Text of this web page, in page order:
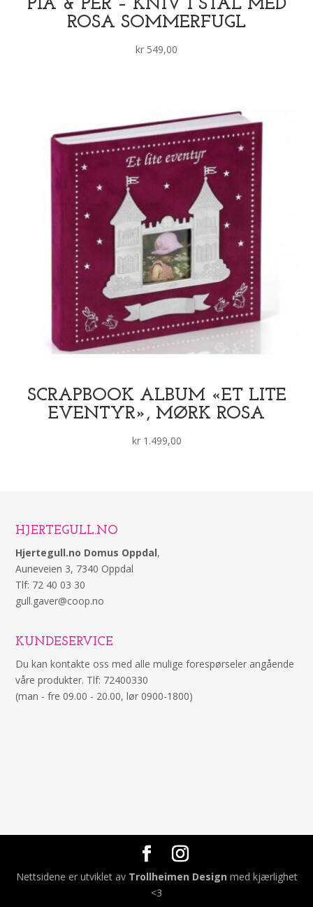
PIA & PER – KNIV I STÅL MED
ROSA SOMMERFUGL
kr 549,00
SCRAPBOOK ALBUM «ET LITE
EVENTYR», MØRK ROSA
kr1.499,00
HJERTEGULL.NO
Hjertegull.no Domus Oppdal,
Auneveien 3, 7340 Oppdal
Tlf: 72 40 03 30
gull.gaver@coop.no
KUNDESERVICE
Du kan kontakte oss med alle mulige forespørseler angående
våre produkter. Tlf: 72400330
(man - fre 09.00 - 20.00, lør 0900-1800)
Nettsidene er utviklet av Trollheimen Design med kjærlighet
<3